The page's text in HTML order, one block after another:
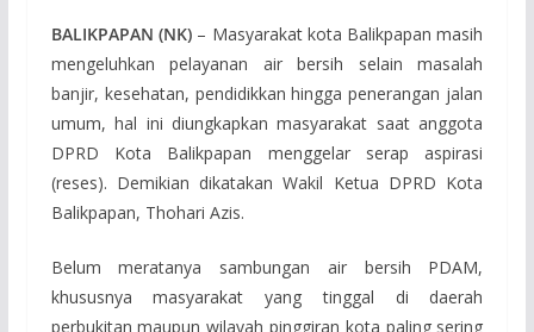
BALIKPAPAN (NK)– Masyarakat kota Balikpapan masih
mengeluhkan pelayanan air bersih selain masalah
banjir, kesehatan, pendidikkan hingga penerangan jalan
umum, hal ini diungkapkan masyarakat saat anggota
DPRD Kota Balikpapan menggelar serap aspirasi
(reses). Demikian dikatakan Wakil Ketua DPRD Kota
Balikpapan, Thohari Azis.
Belum meratanya sambungan air bersih PDAM,
khususnya masyarakat yang tinggal di daerah
perbukitan maupun wilayah pinggiran kota paling sering